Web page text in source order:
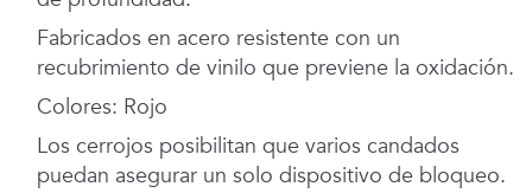
Fabricados en acero resistente con un
recubrimiento de vinilo que previene la oxidación.
Colores: Rojo
Los cerrojos posibilitan que varios candados
puedan asegurar un solo dispositivo de bloqueo.